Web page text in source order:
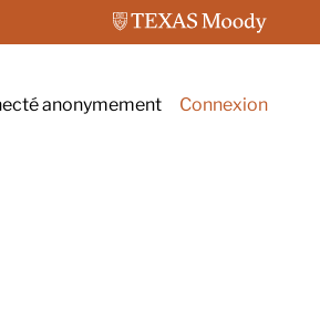
anonymement Connexion